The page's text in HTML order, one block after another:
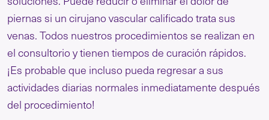
piernas si un cirujano vascular calificado trata sus
venas. Todos nuestros procedimientos se realizan en
el consultorio y tienen tiempos de curación rápidos.
¡Es probable que incluso pueda regresar a sus
actividades diarias normales inmediatamente después
del procedimiento!